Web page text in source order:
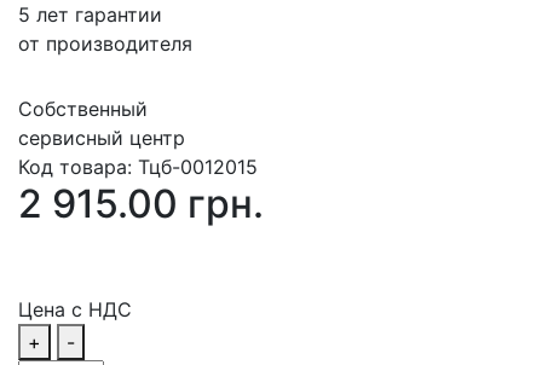
5 лет гарантии
от производителя
Собственный
сервисный центр
Код товара: Тцб-0012015
2 915.00 грн.
Цена с НДС
+
-